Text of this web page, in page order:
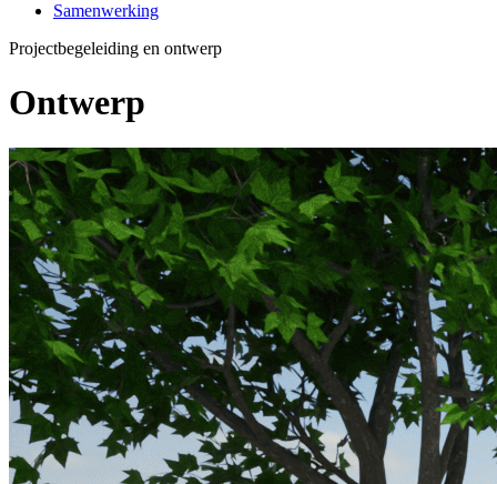
Samenwerking
Projectbegeleiding en ontwerp
Ontwerp